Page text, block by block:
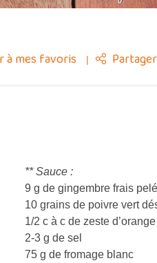
à mes favoris Partager
** Sauce :
9 g de gingembre frais pelé
10 grains de poivre vert
1/2 c à c de zeste d’orange
2-3 g de sel
75 g de fromage blanc